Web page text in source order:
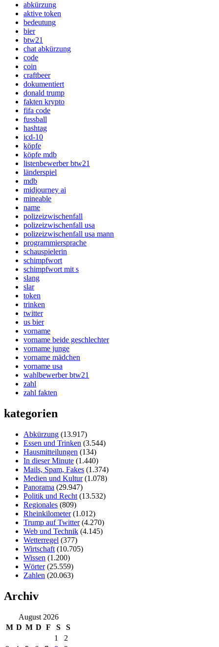
abkürzung
aktive token
bedeutung
bier
btw21
chat abkürzung
code
coin
craftbeer
dokumentiert
donald trump
fakten krypto
fifa code
fussball
hashtag
icd-10
köpfe
köpfe mdb
listenbewerber btw21
länderspiel
mdb
midjourney ai
mineable
name
polizeizwischenfall
polizeizwischenfall usa
polizeizwischenfall usa mann
programmiersprache
schauspielerin
schimpfwort
schimpfwort mit s
slang
slar
token
trinken
twitter
us bier
vorname
vorname beide geschlechter
vorname junge
vorname mädchen
vorname usa
wahlbewerber btw21
zahl
zahl fakten
kategorien
Abkürzung (13.917)
Essen und Trinken (3.544)
Hausmitteilungen (134)
In dieser Minute (1.440)
Mails, Spam, Fakes (1.374)
Medien und Kultur(1.078)
Panorama (29.947)
Politik und Recht (13.532)
Regionales (809)
Rheinkilometer(1.012)
Trump auf Twitter(4.270)
Web und Technik (4.145)
Wetterregel (377)
Wirtschaft (10.705)
Wissen (1.200)
Wörter(25.559)
Zahlen (20.063)
Archiv
August 2026
M D M D F S
S
1
2